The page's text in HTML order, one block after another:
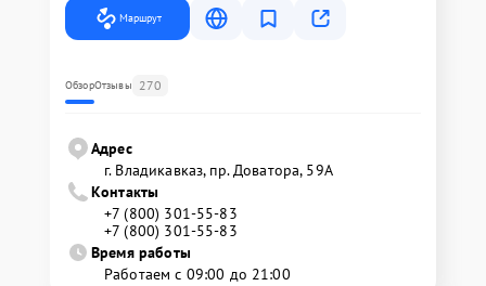
Маршрут
ОбзорОтзывы 270
Адрес
г. Владикавказ, пр. Доватора, 59А
Контакты
+7 (800) 301-55-83
+7 (800) 301-55-83
Время работы
Работаем с 09:00 до 21:00